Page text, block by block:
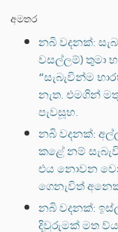
අමතර
නබි වදනක්:
වසල්ලම්) තුමා
“සැබැවින්ම
නැත. එමගින්
පැවසූහ.
නබි වදනක්:
කළේ නම්
එය නොවන
ගෙනැවිත්
නබි වදනක්:
දිවුරුමක් මත